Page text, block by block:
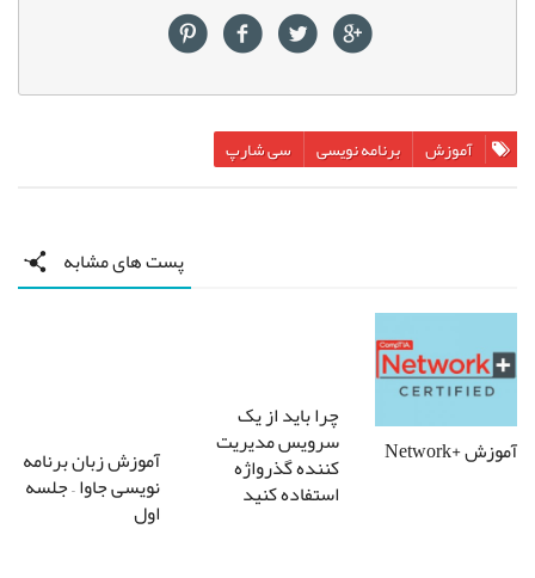
آموزش برنامه نویسی سی شارپ
پست های مشابه
آموزش +Network
چرا باید از یک
سرویس مدیریت
کننده گذرواژه
استفاده کنید
آموزش زبان برنامه
نویسی جاوا – جلسه
اول